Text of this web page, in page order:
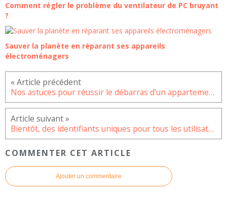
Comment régler le problème du ventilateur de PC bruyant
?
Sauver la planète en réparant ses appareils
électroménagers
Nos astuces pour réussir le débarras d’un appartement sur Paris 2
Bientôt, des identifiants uniques pour tous les utilisateurs YouTube
COMMENTER CET ARTICLE
Ajouter un commentaire